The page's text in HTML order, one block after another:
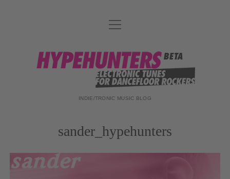
DATENSCHUTZ
DJ-TEAM
ABOUT
Menü
öffnen
hypehunters
INDIE/TRONIC MUSIC BLOG
sander_hypehunters